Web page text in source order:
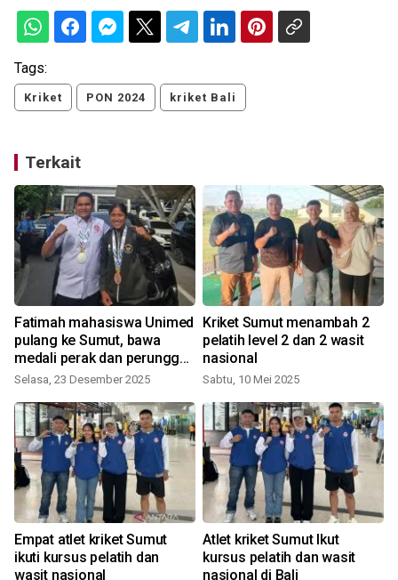
Tags:
Kriket PON 2024 kriket Bali
Terkait
Fatimah mahasiswa Unimed
pulang ke Sumut, bawa
medali perak dan perunggu
SEA Games Thailand 2025
Selasa, 23 Desember 2025
Kriket Sumut menambah 2
pelatih level 2 dan 2 wasit
nasional
Sabtu, 10 Mei 2025
Empat atlet kriket Sumut
ikuti kursus pelatih dan
wasit nasional
Atlet kriket Sumut Ikut
kursus pelatih dan wasit
nasional di Bali